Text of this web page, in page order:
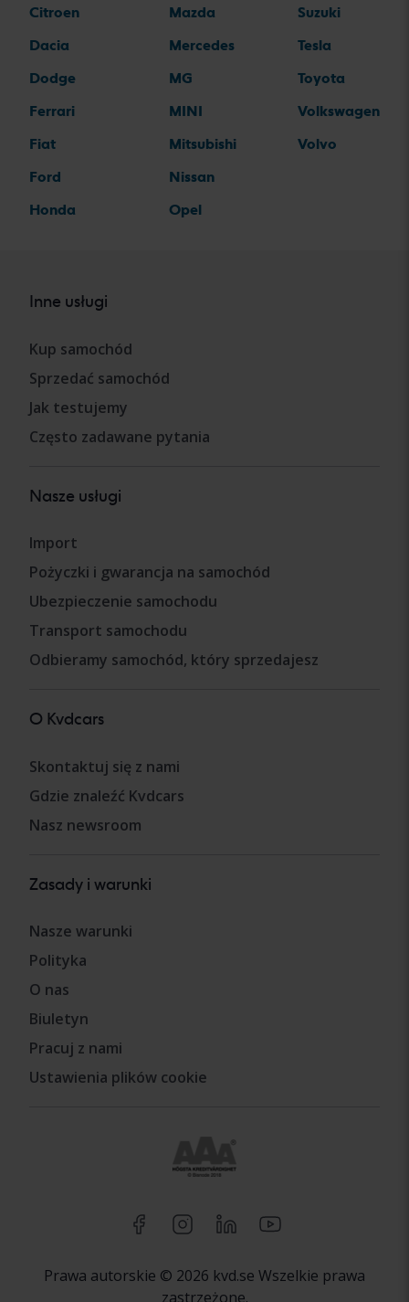
Citroen
Dacia
Dodge
Ferrari
Fiat
Ford
Honda
Mazda
Mercedes
MG
MINI
Mitsubishi
Nissan
Opel
Suzuki
Tesla
Toyota
Volkswagen
Volvo
Inne usługi
Kup samochód
Sprzedać samochód
Jak testujemy
Często zadawane pytania
Nasze usługi
Import
Pożyczki i gwarancja na samochód
Ubezpieczenie samochodu
Transport samochodu
Odbieramy samochód, który sprzedajesz
O Kvdcars
Skontaktuj się z nami
Gdzie znaleźć Kvdcars
Nasz newsroom
Zasady i warunki
Nasze warunki
Polityka
O nas
Biuletyn
Pracuj z nami
Ustawienia plików cookie
Prawa autorskie © 2026 kvd.se Wszelkie prawa
zastrzeżone.